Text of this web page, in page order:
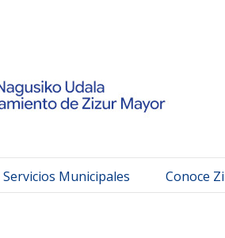
Servicios Municipales Conoce